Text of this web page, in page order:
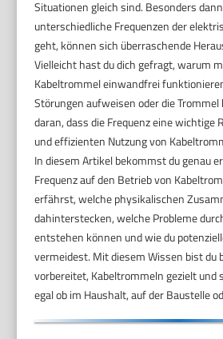
Situationen gleich sind. Besonders
unterschiedliche Frequenzen der
geht, können sich überraschende
Vielleicht hast du dich gefragt, warum
Kabeltrommel einwandfrei
Störungen aufweisen oder die
daran, dass die Frequenz eine wichtige
und effizienten Nutzung von
In diesem Artikel bekommst du genau
Frequenz auf den Betrieb von
erfährst, welche physikalischen
dahinterstecken, welche Probleme
entstehen können und wie du
vermeidest. Mit diesem Wissen bist du
vorbereitet, Kabeltrommeln gezielt und
egal ob im Haushalt, auf der Baustelle